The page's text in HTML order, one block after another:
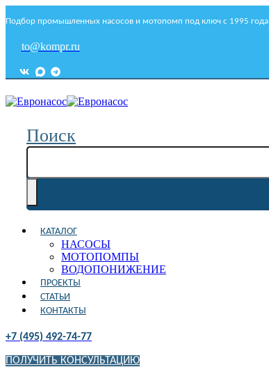
Подбор промышленных насосов и мотопомп под ключ с 1995 года
to@kompr.ru
Поиск
КАТАЛОГ
НАСОСЫ
МОТОПОМПЫ
ВОДОПОНИЖЕНИЕ
ПРОЕКТЫ
СТАТЬИ
КОНТАКТЫ
+7 (495) 492-74-77
ПОЛУЧИТЬ КОНСУЛЬТАЦИЮ